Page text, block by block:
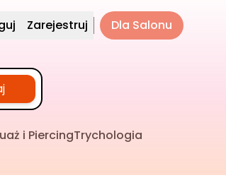
Zarejestruj Dla Salonu
i PiercingTrychologia